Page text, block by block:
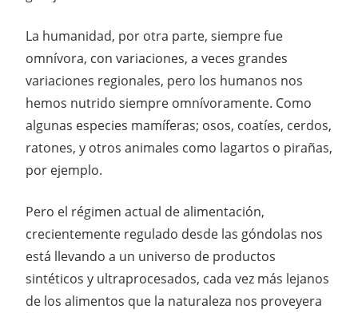
La humanidad, por otra parte, siempre fue
omnívora, con variaciones, a veces grandes
variaciones regionales, pero los humanos nos
hemos nutrido siempre omnívoramente. Como
algunas especies mamíferas; osos, coatíes, cerdos,
ratones, y otros animales como lagartos o pirañas,
por ejemplo.
Pero el régimen actual de alimentación,
crecientemente regulado desde las góndolas nos
está llevando a un universo de productos
sintéticos y ultraprocesados, cada vez más lejanos
de los alimentos que la naturaleza nos proveyera